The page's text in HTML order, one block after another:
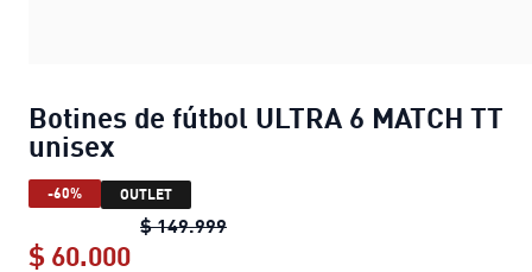
Botines de fútbol ULTRA 6 MATCH TT
unisex
-60% OUTLET
$ 149.999Botines de fútbol ULTRA 6 MATCH
$ 60.000